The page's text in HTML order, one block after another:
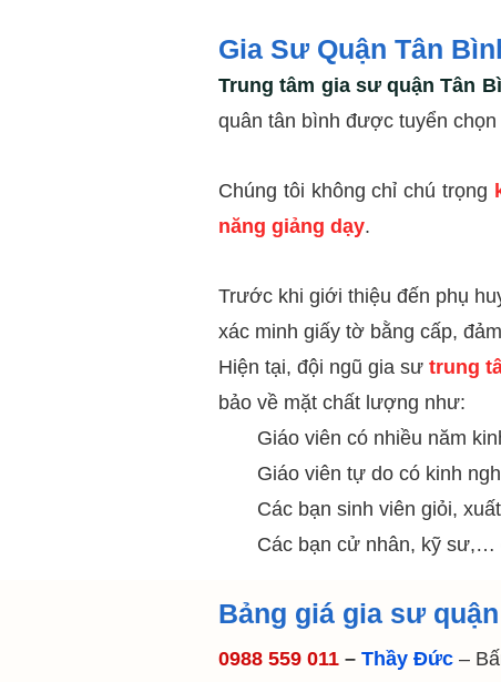
Gia Sư Quận Tân
Trung tâm gia sư quận Tân
quân tân bình được tuyển
Chúng tôi không chỉ chú trọng
năng giảng dạy.
Trước khi giới thiệu đến phụ
xác minh giấy tờ bằng cấp,
Hiện tại, đội ngũ gia sư trung
bảo về mặt chất lượng như:
Giáo viên có nhiều năm
Giáo viên tự do có kinh
Các bạn sinh viên giỏi, xuất
Các bạn cử nhân, kỹ sư,…
Bảng giá gia sư
0988 559 011 – Thầy Đức –